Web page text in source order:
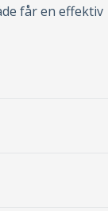
får en effektiv